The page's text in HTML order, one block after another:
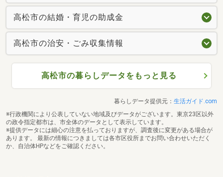
高松市の結婚・育児の助成金
高松市の治安・ごみ収集情報
高松市の暮らしデータをもっと見る
暮らしデータ提供元： 生活ガイド.com
※行政機関により公表していない地域及びデータがございます。東京23区以外
の政令指定都市は、市全体のデータとして表示しています。
※提供データには細心の注意を払っておりますが、調査後に変更がある場合が
あります。 最新の情報につきましては各市区役所までお問い合わせいただく
か、自治体HPなどをご確認ください。